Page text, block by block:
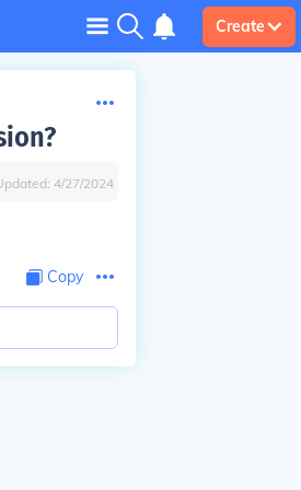
Create
4/27/2024
Copy